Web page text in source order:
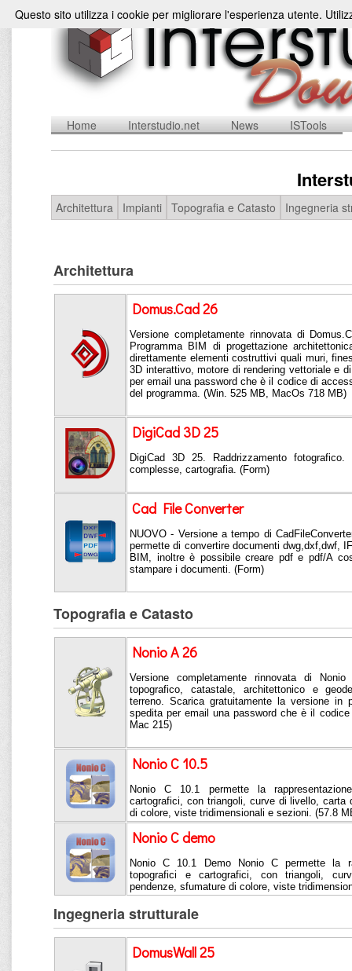
Home Interstudio.net News ISTools
Architettura Impianti Topografia e Catasto Ingegneria
Architettura
Domus.Cad 26
Versione completamente rinnovata di
Programma BIM di progettazione
direttamente elementi costruttivi quali muri,
3D interattivo, motore di rendering vettoriale e
per email una password che è il codice di
del programma. (Win. 525 MB, MacOs 718 MB)
DigiCad 3D 25
DigiCad 3D 25. Raddrizzamento
complesse, cartografia. (Form)
Cad File Converter
NUOVO - Versione a tempo di
permette di convertire documenti dwg,dxf,dwf,
BIM, inoltre è possibile creare pdf e pdf/A
stampare i documenti. (Form)
Topografia e Catasto
Nonio A 26
Versione completamente rinnovata di
topografico, catastale, architettonico e
terreno. Scarica gratuitamente la versione in
spedita per email una password che è il
Mac 215)
Nonio C 10.5
Nonio C 10.1 permette la
cartografici, con triangoli, curve di livello, carta
di colore, viste tridimensionali e sezioni. (57.8
Nonio C demo
Nonio C 10.1 Demo Nonio C permette la
topografici e cartografici, con triangoli,
pendenze, sfumature di colore, viste
Ingegneria strutturale
DomusWall 25
Questo sito utilizza i cookie per migliorare l'esperienza utente.